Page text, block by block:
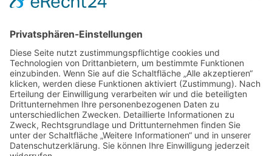
HEINZ HELLER GmbH
Alte Waldstraße 15
57482 Wenden-Hünsborn
02762 6083-0
info@heinzheller.de
Kontakt